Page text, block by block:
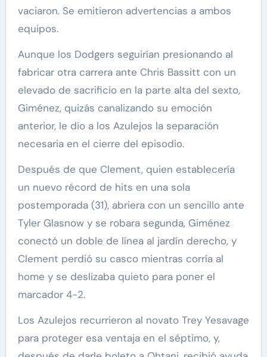
vaciaron. Se emitieron advertencias a ambos
equipos.
Aunque los Dodgers seguirían presionando al
fabricar otra carrera ante Chris Bassitt con un
elevado de sacrificio en la parte alta del sexto,
Giménez, quizás canalizando su emoción
anterior, le dio a los Azulejos la separación
necesaria en el cierre del episodio.
Después de que Clement, quien establecería
un nuevo récord de hits en una sola
postemporada (31), abriera con un sencillo ante
Tyler Glasnow y se robara segunda, Giménez
conectó un doble de línea al jardín derecho, y
Clement perdió su casco mientras corría al
home y se deslizaba quieto para poner el
marcador 4-2.
Los Azulejos recurrieron al novato Trey Yesavage
para proteger esa ventaja en el séptimo, y,